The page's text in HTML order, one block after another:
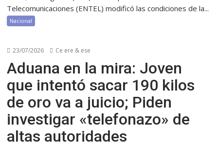
Telecomunicaciones (ENTEL) modificó las condiciones de la...
Nacional
23/07/2026 Ce ere & ese
Aduana en la mira: Joven
que intentó sacar 190 kilos
de oro va a juicio; Piden
investigar «telefonazo» de
altas autoridades